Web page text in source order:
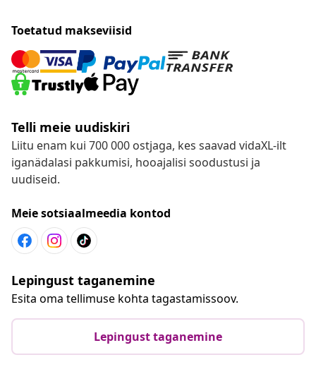
Toetatud makseviisid
Telli meie uudiskiri
Liitu enam kui 700 000 ostjaga, kes saavad vidaXL-ilt
iganädalasi pakkumisi, hooajalisi soodustusi ja
uudiseid.
Meie sotsiaalmeedia kontod
Lepingust taganemine
Esita oma tellimuse kohta tagastamissoov.
Lepingust taganemine